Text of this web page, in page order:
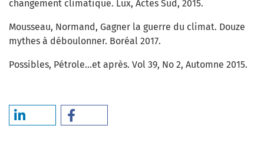
changement climatique. Lux, Actes Sud, 2015.
Mousseau, Normand, Gagner la guerre du climat. Douze
mythes à déboulonner. Boréal 2017.
Possibles, Pétrole...et après. Vol 39, No 2, Automne 2015.